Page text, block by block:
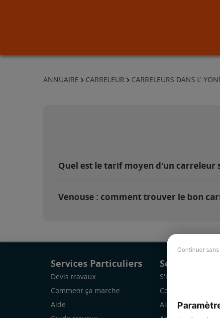
Continuer
ANNUAIRE CARRELEUR CARRELEURS DANS L'
Quel est le tarif moyen d'un carreleur
Venouse : comment trouver le bon
Services Particuliers
Devis travaux
Comment ça marche
Aide
Services Pro
S'inscrire
Comment ça
Aide